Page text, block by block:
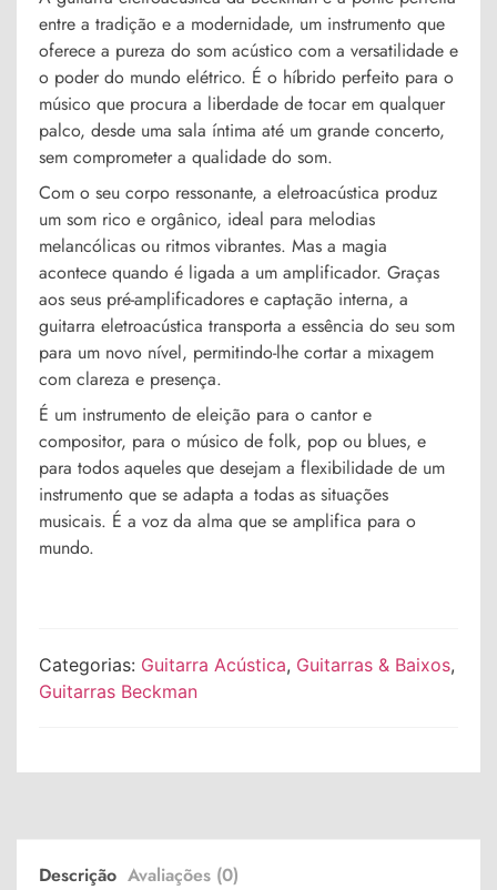
entre a tradição e a modernidade, um instrumento que
oferece a pureza do som acústico com a versatilidade e
o poder do mundo elétrico. É o híbrido perfeito para o
músico que procura a liberdade de tocar em qualquer
palco, desde uma sala íntima até um grande concerto,
sem comprometer a qualidade do som.
Com o seu corpo ressonante, a eletroacústica produz
um som rico e orgânico, ideal para melodias
melancólicas ou ritmos vibrantes. Mas a magia
acontece quando é ligada a um amplificador. Graças
aos seus pré-amplificadores e captação interna, a
guitarra eletroacústica transporta a essência do seu som
para um novo nível, permitindo-lhe cortar a mixagem
com clareza e presença.
É um instrumento de eleição para o cantor e
compositor, para o músico de folk, pop ou blues, e
para todos aqueles que desejam a flexibilidade de um
instrumento que se adapta a todas as situações
musicais. É a voz da alma que se amplifica para o
mundo.
Categorias: Guitarra Acústica, Guitarras & Baixos,
Guitarras Beckman
Descrição Avaliações (0)